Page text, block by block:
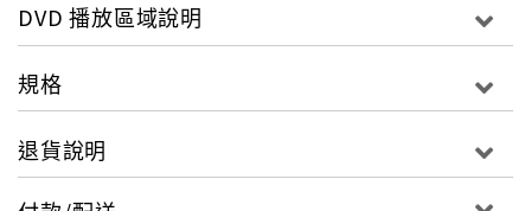
DVD 播放區域說明
規格
退貨說明